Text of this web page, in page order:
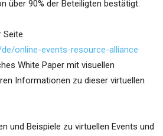
über 90% der Beteiligten bestätigt.
Seite
online-events-resource-alliance
White Paper mit visuellen
Informationen zu dieser virtuellen
und Beispiele zu virtuellen Events und